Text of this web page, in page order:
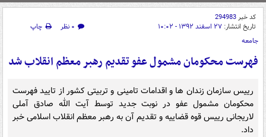
کد خبر294983
تاریخ انتشار: ۲۷ اسفند ۱۳۹۲ - ۱۰:۰۲ ۰ نظر
چاپ
جامعه
فهرست محکومان مشمول عفو تقدیم رهبر معظم انقلاب شد
رییس سازمان زندان ها و اقدامات تامینی و تربیتی کشور از تایید فهرست
محکومان مشمول عفو در نوبت جدید توسط آیت الله صادق آملی
لاریجانی رییس قوه قضاییه و تقدیم آن به رهبر معظم انقلاب اسلامی خبر
داد.